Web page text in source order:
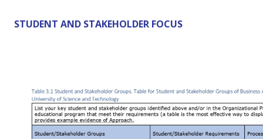
STUDENT AND STAKEHOLDER FOCUS